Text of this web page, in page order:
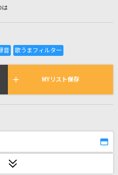
りれき
われている曲の一覧
は
MYリスト保存